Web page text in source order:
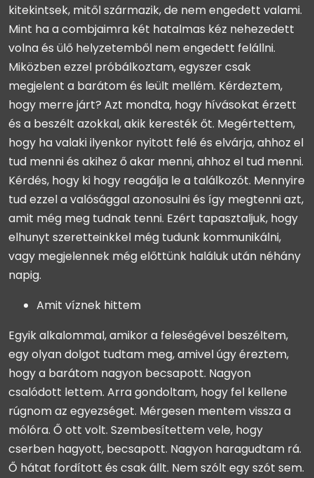
kitekintsek, mitől származik, de nem engedett valami.
Mint ha a combjaimra két hatalmas kéz nehezedett
volna és ülő helyzetemből nem engedett felállni.
Miközben ezzel próbálkoztam, egyszer csak
megjelent a barátom és leült mellém. Kérdeztem,
hogy merre járt? Azt mondta, hogy hívásokat érzett
és a beszélt azokkal, akik keresték őt. Megértettem,
hogy ha valaki ilyenkor nyitott felé és elvárja, ahhoz el
tud menni és akihez ő akar menni, ahhoz el tud menni.
Kérdés, hogy ki hogy reagálja le a találkozót. Mennyire
tud ezzel a valósággal azonosulni és így megtenni azt,
amit még meg tudnak tenni. Ezért tapasztaljuk, hogy
elhunyt szeretteinkkel még tudunk kommunikálni,
vagy megjelennek még előttünk haláluk után néhány
napig.
Amit víznek hittem
Egyik alkalommal, amikor a feleségével beszéltem,
egy olyan dolgot tudtam meg, amivel úgy éreztem,
hogy a barátom nagyon becsapott. Nagyon
csalódott lettem. Arra gondoltam, hogy fel kellene
rúgnom az egyezséget. Mérgesen mentem vissza a
mólóra. Ő ott volt. Szembesítettem vele, hogy
cserben hagyott, becsapott. Nagyon haragudtam rá.
Ő hátat fordított és csak állt. Nem szólt egy szót sem.